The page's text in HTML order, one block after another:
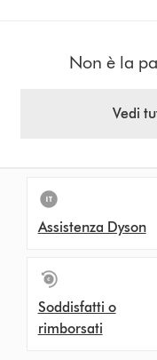
Non è la
Vedi
Assistenza Dyson
Soddisfatti o
rimborsati